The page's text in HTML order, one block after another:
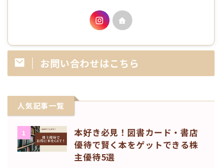
お問い合わせはこちら
人気記事一覧
1
本好き必見！図書カード・書店
優待で賢く本をゲットできる株
主優待5選